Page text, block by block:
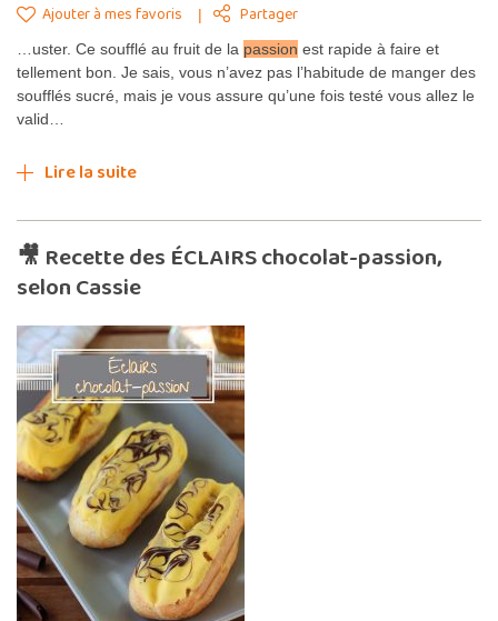
Ajouter à mes favoris
Partager
…uster. Ce soufflé au fruit de la passion est rapide à faire et
tellement bon. Je sais, vous n’avez pas l’habitude de manger des
soufflés sucré, mais je vous assure qu’une fois testé vous allez le
valid…
Lire la suite
🎥 Recette des ÉCLAIRS chocolat-passion,
selon Cassie